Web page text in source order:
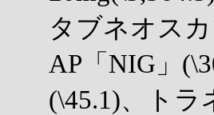
タブネオス
AP「NIG」
(\45.1)、トラ